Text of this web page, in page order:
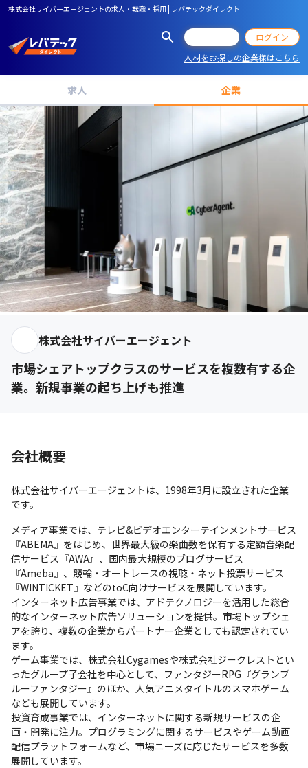
株式会社サイバーエージェントの求人・転職・採用 | レバテックダイレクト
ログイン
人材をお探しの企業様はこちら
求人 企業
株式会社サイバーエージェント
市場シェアトップクラスのサービスを複数有する企
業。新規事業の起ち上げも推進
会社概要
株式会社サイバーエージェントは、1998年3月に設立された企業
です。
メディア事業では、テレビ&ビデオエンターテインメントサービス
『ABEMA』をはじめ、世界最大級の楽曲数を保有する定額音楽配
信サービス『AWA』、国内最大規模のブログサービス
『Ameba』、競輪・オートレースの視聴・ネット投票サービス
『WINTICKET』などのtoC向けサービスを展開しています。
インターネット広告事業では、アドテクノロジーを活用した総合
的なインターネット広告ソリューションを提供。市場トップシェ
アを誇り、複数の企業からパートナー企業としても認定されてい
ます。
ゲーム事業では、株式会社Cygamesや株式会社ジークレストとい
ったグループ子会社を中心として、ファンタジーRPG『グランブ
ルーファンタジー』のほか、人気アニメタイトルのスマホゲーム
なども展開しています。
投資育成事業では、インターネットに関する新規サービスの企
画・開発に注力。プログラミングに関するサービスやゲーム動画
配信プラットフォームなど、市場ニーズに応じたサービスを多数
展開しています。